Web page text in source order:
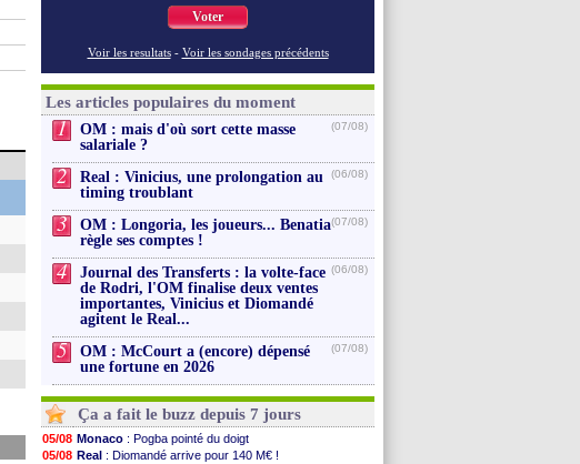
Voter
Voir les resultats - Voir les sondages précédents
Les articles populaires du moment
1
OM : mais d'où sort cette masse
salariale ?
(07/08)
2
Real : Vinicius, une prolongation au
timing troublant
(06/08)
3
OM : Longoria, les joueurs... Benatia
règle ses comptes !
(07/08)
4
Journal des Transferts : la volte-face
de Rodri, l'OM finalise deux ventes
importantes, Vinicius et Diomandé
agitent le Real...
(06/08)
5
OM : McCourt a (encore) dépensé
une fortune en 2026
(07/08)
Ça a fait le buzz depuis 7 jours
05/08 Monaco : Pogba pointé du doigt
05/08 Real : Diomandé arrive pour 140 M€ !